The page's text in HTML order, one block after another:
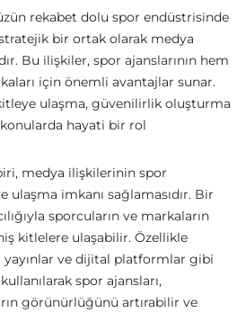
rekabet dolu spor endüstrisinde
bir ortak olarak medya
Bu ilişkiler, spor ajanslarının hem
için önemli avantajlar sunar.
ulaşma, güvenilirlik oluşturma
hayati bir rol
medya ilişkilerinin spor
ulaşma imkanı sağlamasıdır. Bir
sporcuların ve markaların
kitlelere ulaşabilir. Özellikle
yayınlar ve dijital platformlar gibi
spor ajansları,
görünürlüğünü artırabilir ve